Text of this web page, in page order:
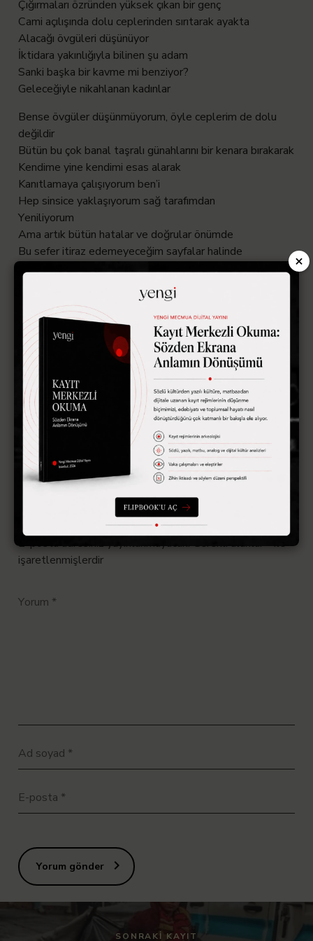
×
Çığırmaları özründen yüksek çıkan bir genç
Cami açılışında dolu ceplerinden sırıtarak ayakta
Alacağı övgüleri düşünüyor
İktidara yakınlığıyla bilinen şu adam
Sanki başka bir kavme mi benziyor?
Geleceğiyle nikahlanan kadınlar
Bense övgüler düşünmüyorum, öyle ceplerim de dolu
değildir
Bütün bu çok banal taşralı günahlarını bir kenara bırakarak
Kendime yine kendimi esas alarak
Kanıtlamaya çalışıyorum ben’i
Hep sinsice yaklaşıyorum sağ tarafımdan
Yeniliyorum
Ama artık bütün hatalar ve doğrular önümde
Bu sefer itiraz edemeyeceğim sayfalar halinde
Gökten iniyordu ismine sınav denen
Hepsi ayrı bir melek tarafından ayrı insana
Her gün batımında ve her yağmur yağdığında
Beni çıkartan kabuğumdan, deve işkembesinden, çelikten
olan
Bazen de gözlerine bakmaya doyamadığımdan
En büyük en yüce Ültimatom
Fıskiyeden pişmanlıklar fışkırmakta
Sen diye başlamak istiyordum bu sefer
Bana bir ültimatom bütün bunlar
San’a da huzurunda elhamdulillah
E-posta adresiniz yayınlanmayacak.Gerekli alanlar*ile
işaretlenmişlerdir
Yorum *
Ad soyad *
E-posta *
Yorum gönder
SONRAKI KAYIT